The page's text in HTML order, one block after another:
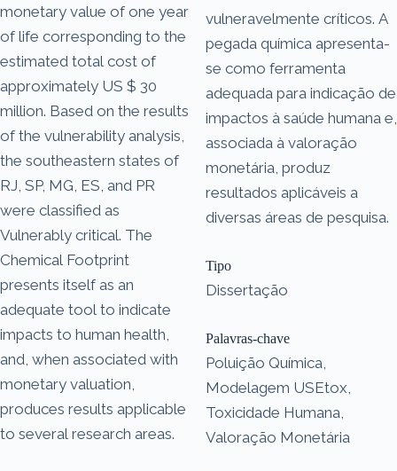
monetary value of one year
of life corresponding to the
estimated total cost of
approximately US $ 30
million. Based on the results
of the vulnerability analysis,
the southeastern states of
RJ, SP, MG, ES, and PR
were classified as
Vulnerably critical. The
Chemical Footprint
presents itself as an
adequate tool to indicate
impacts to human health,
and, when associated with
monetary valuation,
produces results applicable
to several research areas.
vulneravelmente críticos. A
pegada química apresenta-
se como ferramenta
adequada para indicação de
impactos à saúde humana e,
associada à valoração
monetária, produz
resultados aplicáveis a
diversas áreas de pesquisa.
Tipo
Dissertação
Palavras-chave
Poluição Química,
Modelagem USEtox,
Toxicidade Humana,
Valoração Monetária